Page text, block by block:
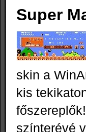
Super
skin a
kis
színterévé